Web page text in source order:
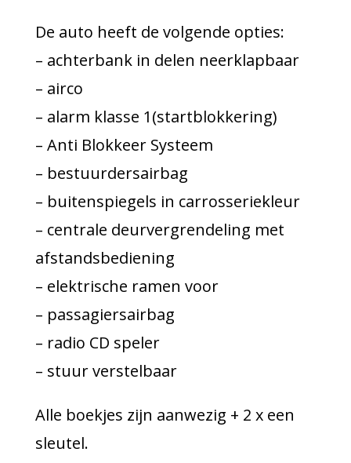
De auto heeft de volgende opties:
– achterbank in delen neerklapbaar
– airco
– alarm klasse 1(startblokkering)
– Anti Blokkeer Systeem
– bestuurdersairbag
– buitenspiegels in carrosseriekleur
– centrale deurvergrendeling met
afstandsbediening
– elektrische ramen voor
– passagiersairbag
– radio CD speler
– stuur verstelbaar
Alle boekjes zijn aanwezig + 2 x een
sleutel.